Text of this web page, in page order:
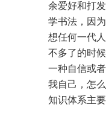
余爱好和打
学书法，因
想任何一代
不多了的时
一种自信或
我自己，怎
知识体系主